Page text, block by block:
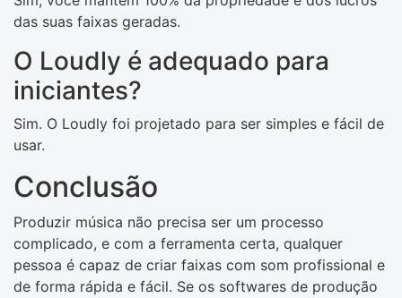
das suas faixas geradas.
O Loudly é adequado para
iniciantes?
Sim. O Loudly foi projetado para ser simples e fácil de
usar.
Conclusão
Produzir música não precisa ser um processo
complicado, e com a ferramenta certa, qualquer
pessoa é capaz de criar faixas com som profissional e
de forma rápida e fácil. Se os softwares de produção